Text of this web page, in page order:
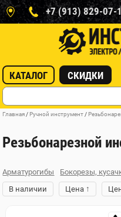
+7 (913) 829-07-
КАТАЛОГ СКИДКИ
Главная / Ручной инструмент /
Резьбонарезной
Арматурогибы Бокорезы,
В наличии
Цена ↑